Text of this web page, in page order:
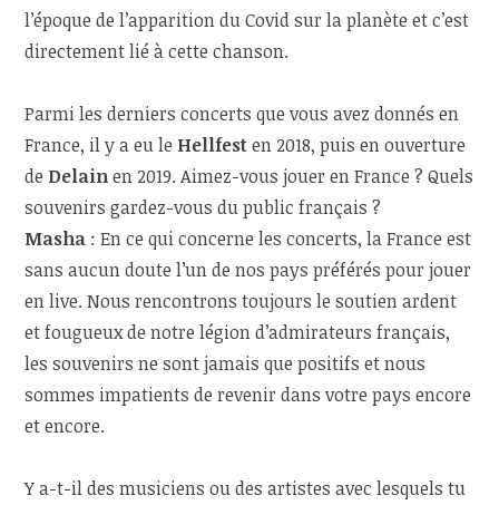
l’époque de l’apparition du Covid sur la planète et c’est
directement lié à cette chanson.
Parmi les derniers concerts que vous avez donnés en
France, il y a eu le Hellfesten 2018, puis en ouverture
de Delainen 2019. Aimez-vous jouer en France ? Quels
souvenirs gardez-vous du public français ?
Masha : En ce qui concerne les concerts, la France est
sans aucun doute l’un de nos pays préférés pour jouer
en live. Nous rencontrons toujours le soutien ardent
et fougueux de notre légion d’admirateurs français,
les souvenirs ne sont jamais que positifs et nous
sommes impatients de revenir dans votre pays encore
et encore.
Y a-t-il des musiciens ou des artistes avec lesquels tu